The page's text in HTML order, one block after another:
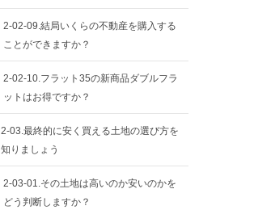
2-02-09.結局いくらの不動産を購入する
ことができますか？
2-02-10.フラット35の新商品ダブルフラ
ットはお得ですか？
2-03.最終的に安く買える土地の選び方を
知りましょう
2-03-01.その土地は高いのか安いのかを
どう判断しますか？